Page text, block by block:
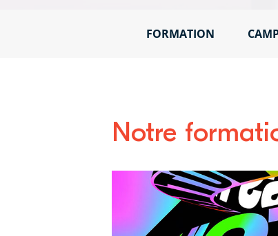
FORMATION
Notre